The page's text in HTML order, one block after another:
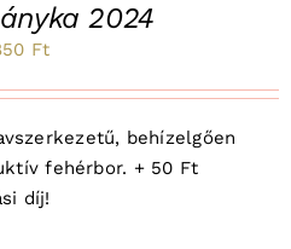
2024
Ft.
FtCurrent
1
850 Ft.
behízelgően
fehérbor. + 50 Ft
díj!